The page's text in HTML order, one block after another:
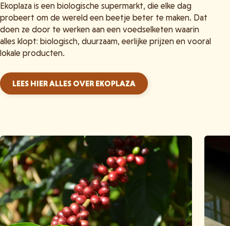
Ekoplaza is een biologische supermarkt, die elke dag
probeert om de wereld een beetje beter te maken. Dat
doen ze door te werken aan een voedselketen waarin
alles klopt: biologisch, duurzaam, eerlijke prijzen en vooral
lokale producten.
LEES HIER ALLES OVER EKOPLAZA